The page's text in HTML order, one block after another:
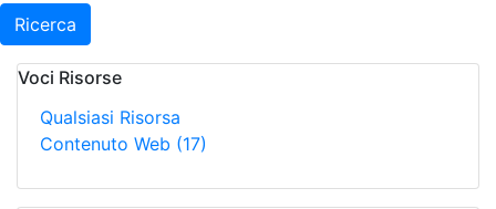
Ricerca
Voci Risorse
Qualsiasi Risorsa
Contenuto Web (17)